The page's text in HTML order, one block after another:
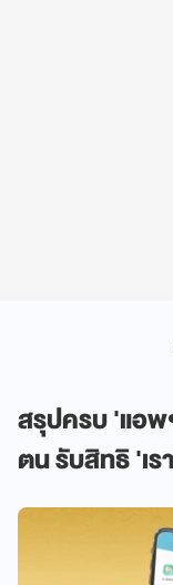
สรุปครบ 'แอ
ตน รับสิทธิ 'เร